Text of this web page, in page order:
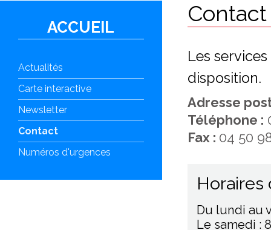
ACCUEIL
Actualités
Carte interactive
Newsletter
Contact
Numéros d'urgences
Contact
Les
disposition.
Adresse
Téléphone :
Fax : 04 50
Du lundi au
Le samedi :